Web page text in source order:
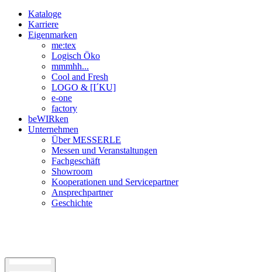
Kataloge
Karriere
Eigenmarken
me:tex
Logisch Öko
mmmhh...
Cool and Fresh
LOGO & [I´KU]
e-one
factory
beWIRken
Unternehmen
Über MESSERLE
Messen und Veranstaltungen
Fachgeschäft
Showroom
Kooperationen und Servicepartner
Ansprechpartner
Geschichte